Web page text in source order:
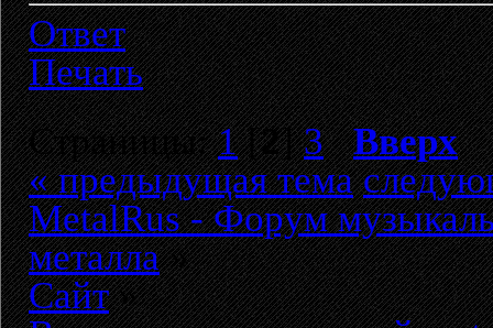
Ответ
Печать
Страницы:1[2]3
Вверх
« предыдущая тема
MetalRus - Форум
металла»
Сайт»